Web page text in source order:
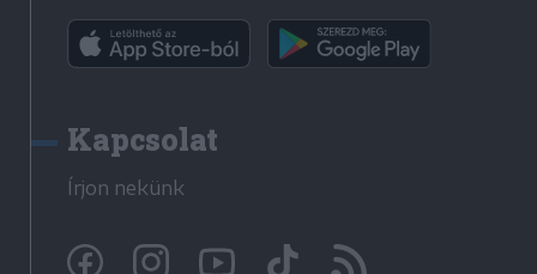
Kapcsolat
Írjon nekünk